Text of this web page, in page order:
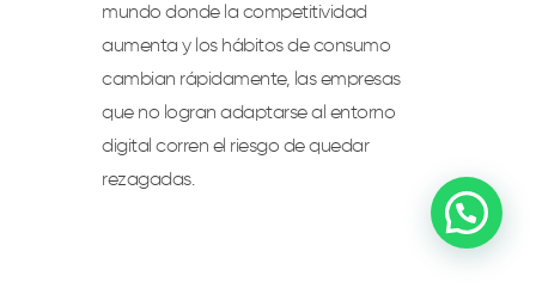
mundo donde la competitividad
aumenta y los hábitos de consumo
cambian rápidamente, las empresas
que no logran adaptarse al entorno
digital corren el riesgo de quedar
rezagadas.